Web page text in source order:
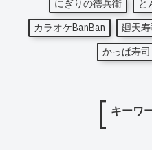
にぎりの徳兵衛
と
カラオケBanBan
廻天
かっぱ寿司
キーワ